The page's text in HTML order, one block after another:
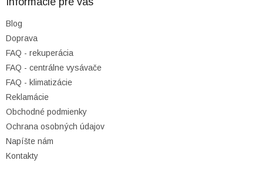
Blog
Doprava
FAQ - rekuperácia
FAQ - centrálne vysávače
FAQ - klimatizácie
Reklamácie
Obchodné podmienky
Ochrana osobných údajov
Napíšte nám
Kontakty